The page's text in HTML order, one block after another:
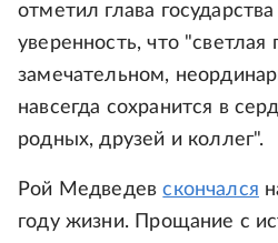
отметил глава
уверенность, что "светлая
замечательном,
навсегда сохранится в
родных, друзей и коллег".
Рой Медведевскончался
году жизни. Прощание с